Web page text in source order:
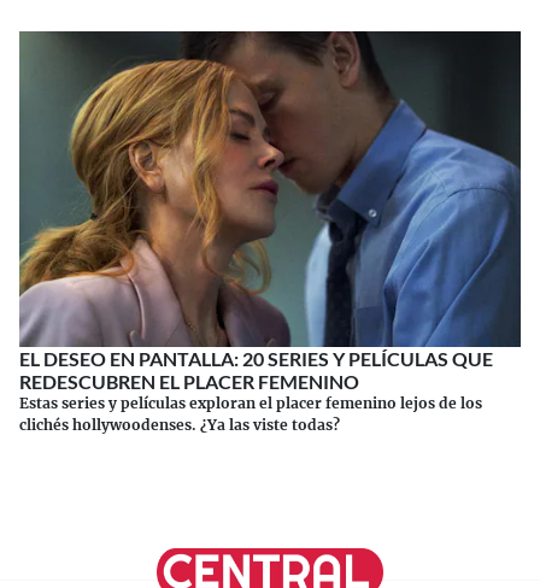
EL DESEO EN PANTALLA: 20 SERIES Y PELÍCULAS QUE
REDESCUBREN EL PLACER FEMENINO
Estas series y películas exploran el placer femenino lejos de los
clichés hollywoodenses. ¿Ya las viste todas?